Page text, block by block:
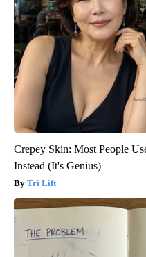
Crepey Skin: Most People
Instead (It's Genius)
Tri Lift